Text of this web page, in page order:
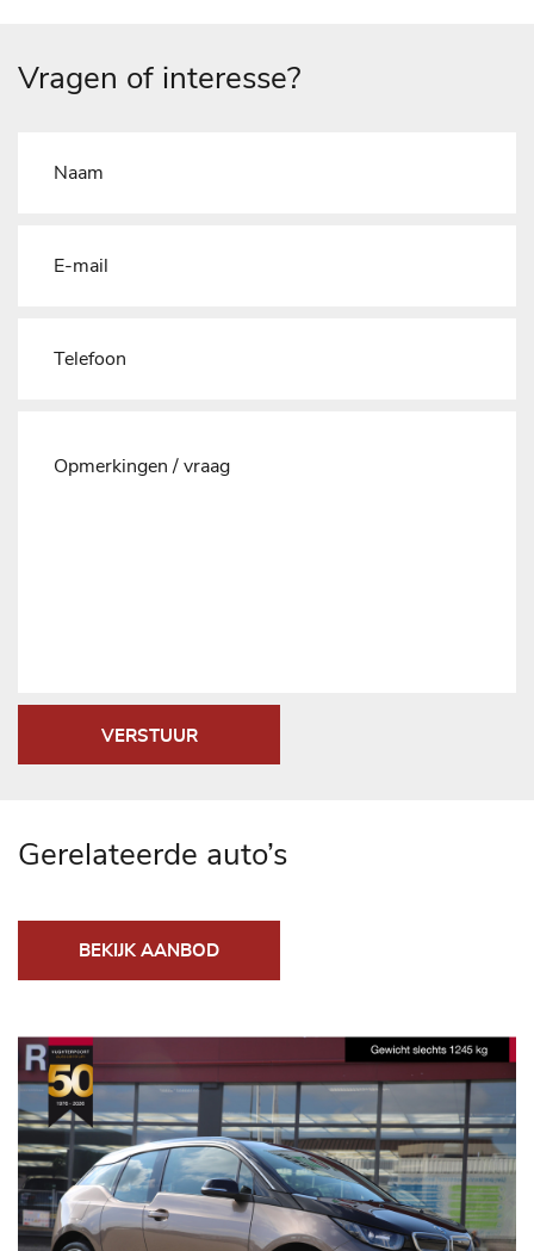
Vragen of interesse?
VERSTUUR
Gerelateerde auto’s
BEKIJK AANBOD